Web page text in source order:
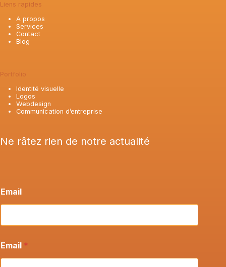
Liens rapides
A propos
Services
Contact
Blog
Portfolio
Identité visuelle
Logos
Webdesign
Communication d’entreprise
Ne râtez rien de notre actualité
Email
Email *